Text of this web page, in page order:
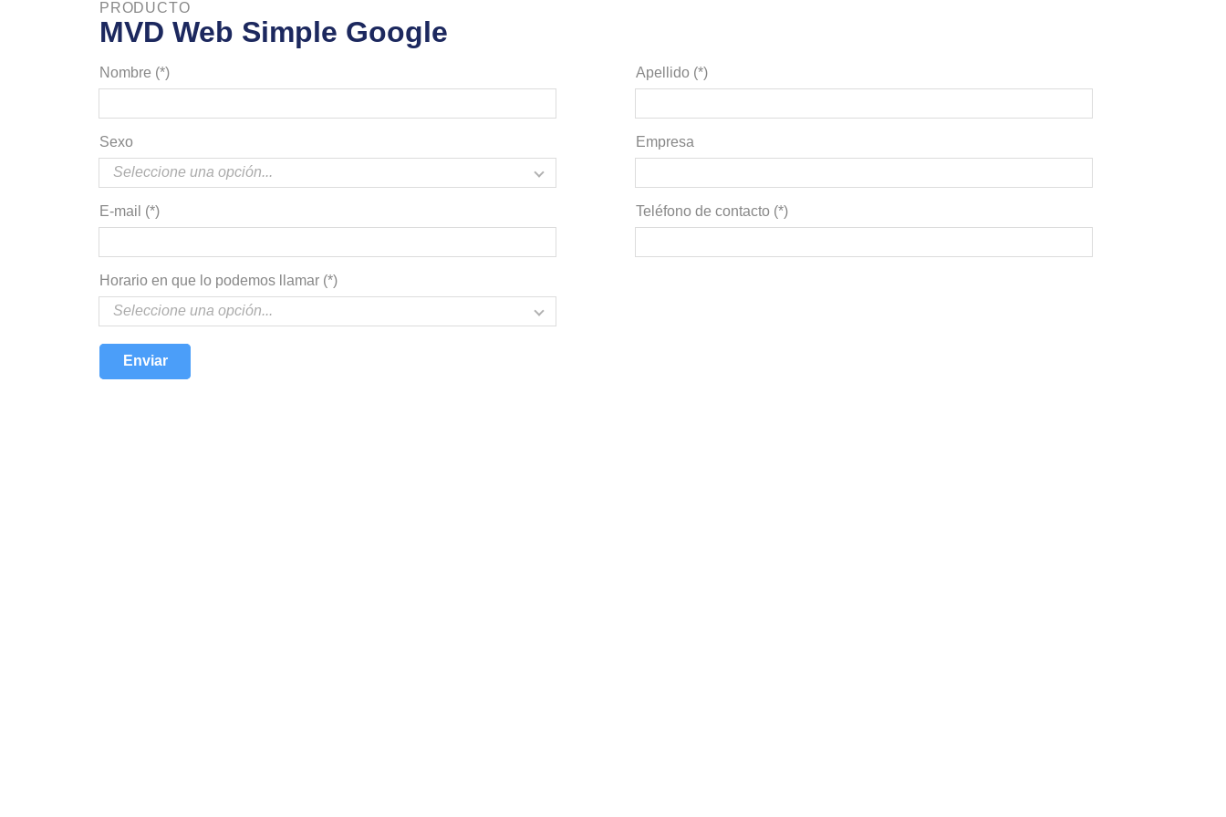
PRODUCTO
MVD Web Simple Google
Nombre (*) Apellido (*)
Sexo Empresa
E-mail (*) Teléfono de contacto (*)
Horario en que lo podemos llamar (*)